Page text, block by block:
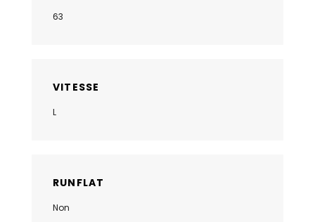
63
VITESSE
L
RUNFLAT
Non